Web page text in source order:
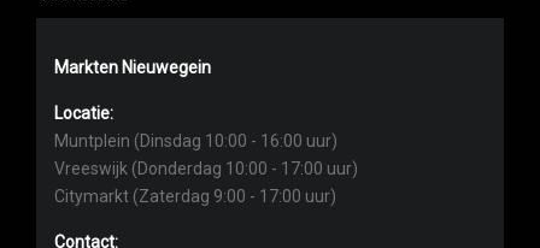
Markten Nieuwegein
Locatie:
Muntplein (Dinsdag 10:00 - 16:00 uur)
Vreeswijk (Donderdag 10:00 - 17:00 uur)
Citymarkt (Zaterdag 9:00 - 17:00 uur)
Contact: